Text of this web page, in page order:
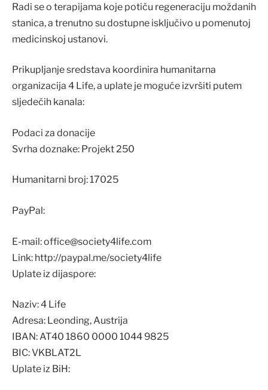
Radi se o terapijama koje potiču regeneraciju moždanih
stanica, a trenutno su dostupne isključivo u pomenutoj
medicinskoj ustanovi.
Prikupljanje sredstava koordinira humanitarna
organizacija 4 Life, a uplate je moguće izvršiti putem
sljedećih kanala:
Podaci za donacije
Svrha doznake: Projekt 250
Humanitarni broj: 17025
PayPal:
E-mail: office@society4life.com
Link: http://paypal.me/society4life
Uplate iz dijaspore:
Naziv: 4 Life
Adresa: Leonding, Austrija
IBAN: AT40 1860 0000 1044 9825
BIC: VKBLAT2L
Uplate iz BiH: